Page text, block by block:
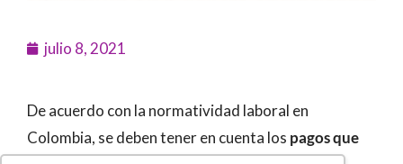
julio 8, 2021
De acuerdo con la normatividad laboral en
Colombia, se deben tener en cuenta los pagos que